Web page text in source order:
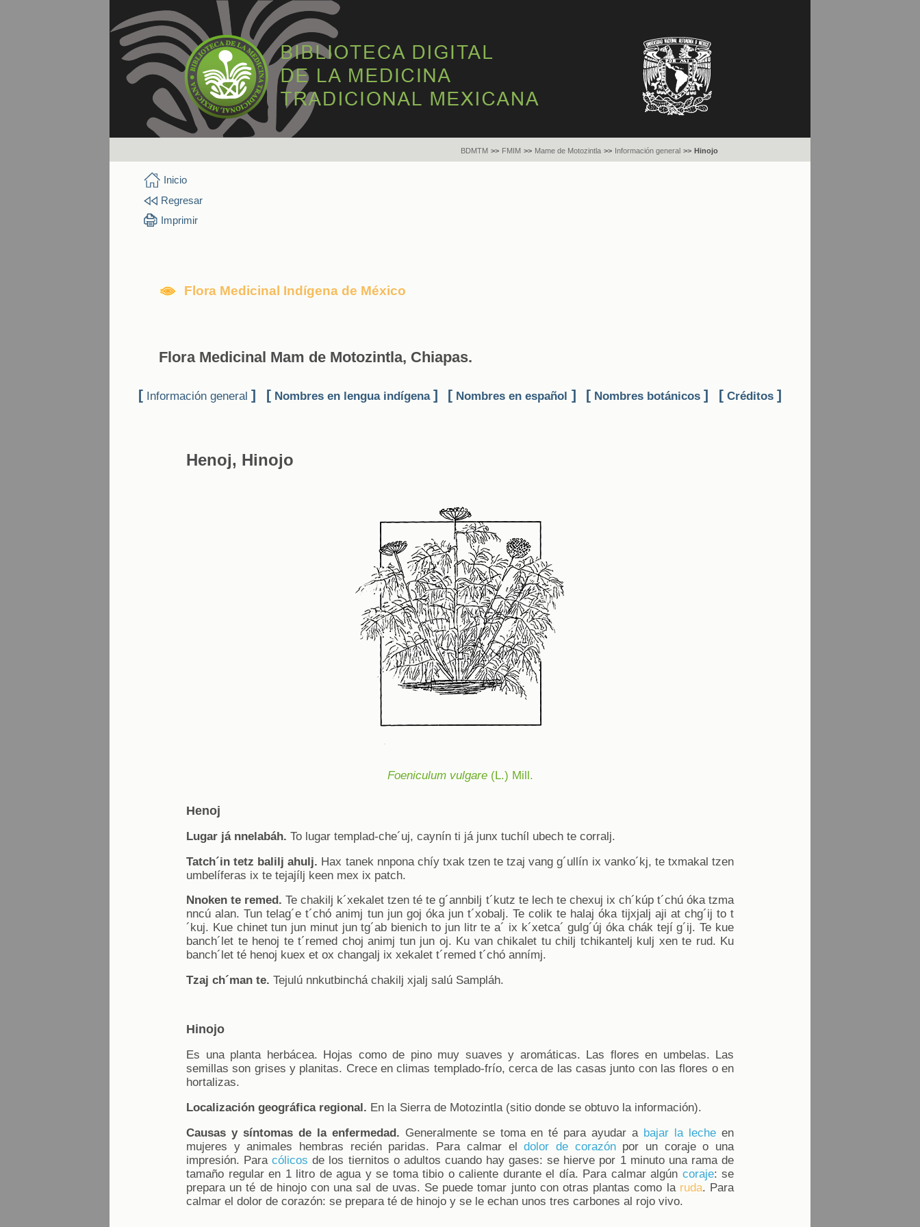
BDMTM >> FMIM >> Mame de Motozintla >> Información general >> Hinojo
Inicio
Regresar
Imprimir
Flora Medicinal Indígena de México
Flora Medicinal Mam de Motozintla, Chiapas.
[ Información general ] [ Nombres en lengua indígena ] [ Nombres en español ] [ Nombres botánicos ] [ Créditos ]
Henoj, Hinojo
Foeniculum vulgare(L.) Mill.
Henoj
Lugar já nnelabáh. To lugar templad-che´uj, caynín ti já junx tuchíl ubech te corralj.
Tatch´in tetz balilj ahulj. Hax tanek nnpona chíy txak tzen te tzaj vang g´ullín ix vanko´kj, te txmakal tzen
umbelíferas ix te tejajílj keen mex ix patch.
Nnoken te remed. Te chakilj k´xekalet tzen té te g´annbilj t´kutz te lech te chexuj ix ch´kúp t´chú óka tzma
nncú alan. Tun telag´e t´chó animj tun jun goj óka jun t´xobalj. Te colik te halaj óka tijxjalj aji at chg´ij to t
´kuj. Kue chinet tun jun minut jun tg´ab bienich to jun litr te a´ ix k´xetca´ gulg´új óka chák tejí g´ij. Te kue
banch´let te henoj te t´remed choj animj tun jun oj. Ku van chikalet tu chilj tchikantelj kulj xen te rud. Ku
banch´let té henoj kuex et ox changalj ix xekalet t´remed t´chó annímj.
Tzaj ch´man te. Tejulú nnkutbinchá chakilj xjalj salú Sampláh.
Hinojo
Es una planta herbácea. Hojas como de pino muy suaves y aromáticas. Las flores en umbelas. Las
semillas son grises y planitas. Crece en climas templado-frío, cerca de las casas junto con las flores o en
hortalizas.
Localización geográfica regional. En la Sierra de Motozintla (sitio donde se obtuvo la información).
Causas y síntomas de la enfermedad. Generalmente se toma en té para ayudar a bajar la leche en
mujeres y animales hembras recién paridas. Para calmar eldolor de corazónpor un coraje o una
impresión. Paracólicos de los tiernitos o adultos cuando hay gases: se hierve por 1 minuto una rama de
tamaño regular en 1 litro de agua y se toma tibio o caliente durante el día. Para calmar algún coraje: se
prepara un té de hinojo con una sal de uvas. Se puede tomar junto con otras plantas como la ruda. Para
calmar el dolor de corazón: se prepara té de hinojo y se le echan unos tres carbones al rojo vivo.